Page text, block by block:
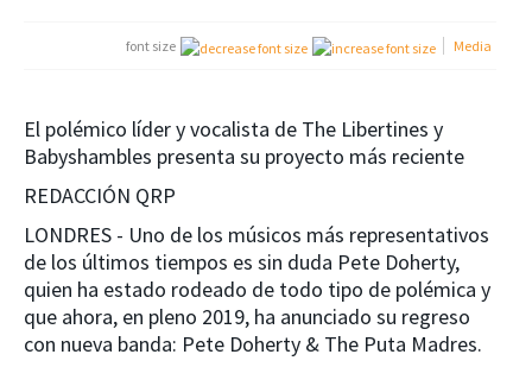
font size Media
El polémico líder y vocalista de The Libertines y
Babyshambles presenta su proyecto más reciente
REDACCIÓN QRP
LONDRES - Uno de los músicos más representativos
de los últimos tiempos es sin duda Pete Doherty,
quien ha estado rodeado de todo tipo de polémica y
que ahora, en pleno 2019, ha anunciado su regreso
con nueva banda: Pete Doherty & The Puta Madres.